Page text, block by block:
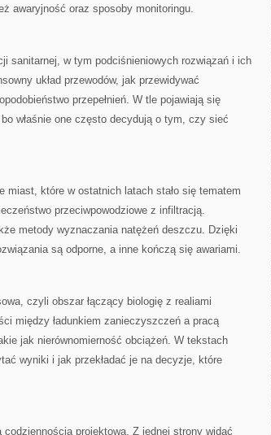
awaryjność oraz sposoby monitoringu.
sanitarnej, w tym podciśnieniowych rozwiązań i ich
układ przewodów, jak przewidywać
przepełnień. W tle pojawiają się
właśnie one często decydują o tym, czy sieć
miast, które w ostatnich latach stało się tematem
przeciwpowodziowe z infiltracją.
metody wyznaczania natężeń deszczu. Dzięki
są odporne, a inne kończą się awariami.
czyli obszar łączący biologię z realiami
między ładunkiem zanieczyszczeń a pracą
jak nierównomierność obciążeń. W tekstach
wyniki i jak przekładać je na decyzje, które
projektową. Z jednej strony widać